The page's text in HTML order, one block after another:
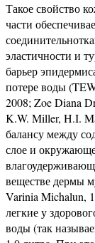
Такое свойство
части
эластичности и
барьер
потере воды
2008; Zoe Diana
K.W. Miller, H.I.
балансу между
слое и
веществе дермы
Varinia Michalun,
легкие у
воды (так